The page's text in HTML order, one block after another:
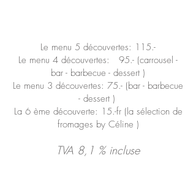
Le menu 5 découvertes: 115.-
Le menu 4 découvertes: 95.- (carrousel -
bar - barbecue - dessert )
Le menu 3 découvertes: 75.- (bar - barbecue
- dessert )
La 6 ème découverte: 15.-fr (la sélection de
fromages by Céline )
TVA 8,1 % incluse